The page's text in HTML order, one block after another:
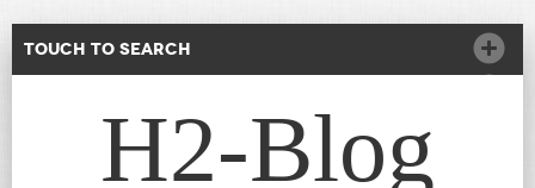
Touch to Search
H2-Blog